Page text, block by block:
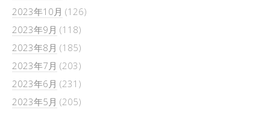
2023年10月 (126)
2023年9月 (118)
2023年8月 (185)
2023年7月 (203)
2023年6月 (231)
2023年5月 (205)